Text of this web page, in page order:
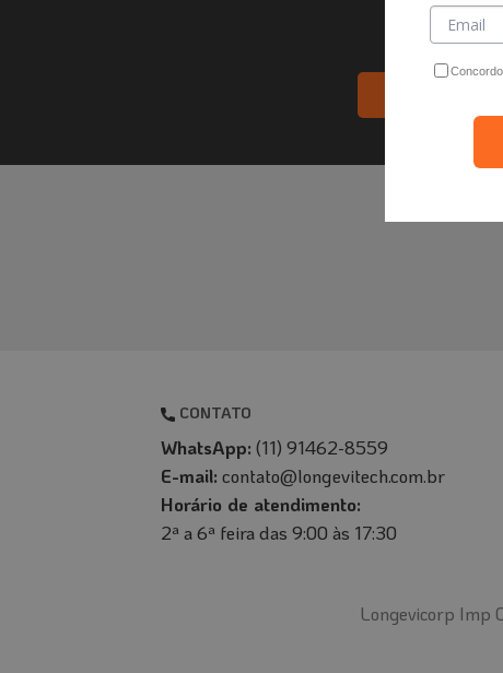
CONTATO
WhatsApp: (11) 91462-8559
E-mail: contato@longevitech.com.br
Horário de atendimento:
2ª a 6ª feira das 9:00 às 17:30
Longevicorp Imp